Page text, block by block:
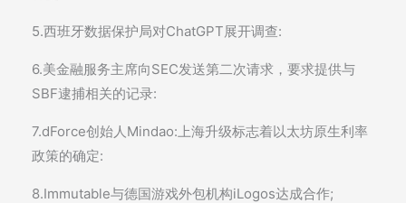
5.西班牙数据保护局对ChatGPT展开调查:
6.美金融服务主席向SEC发送第二次请求，要求提供与
SBF逮捕相关的记录:
7.dForce创始人Mindao:上海升级标志着以太坊原生利率
政策的确定:
8.Immutable与德国游戏外包机构iLogos达成合作;